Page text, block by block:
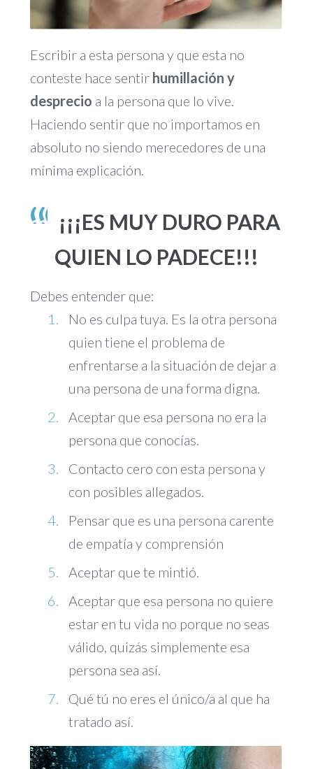
Escribir a esta persona y que esta no
conteste hace sentir humillación y
desprecio a la persona que lo vive.
Haciendo sentir que no importamos en
absoluto no siendo merecedores de una
mínima explicación.
¡¡¡ES MUY DURO PARA
QUIEN LO PADECE!!!
Debes entender que:
No es culpa tuya. Es la otra persona
quien tiene el problema de
enfrentarse a la situación de dejar a
una persona de una forma digna.
Aceptar que esa persona no era la
persona que conocías.
Contacto cero con esta persona y
con posibles allegados.
Pensar que es una persona carente
de empatía y comprensión
Aceptar que te mintió.
Aceptar que esa persona no quiere
estar en tu vida no porque no seas
válido, quizás simplemente esa
persona sea así.
Qué tú no eres el único/a al que ha
tratado así.